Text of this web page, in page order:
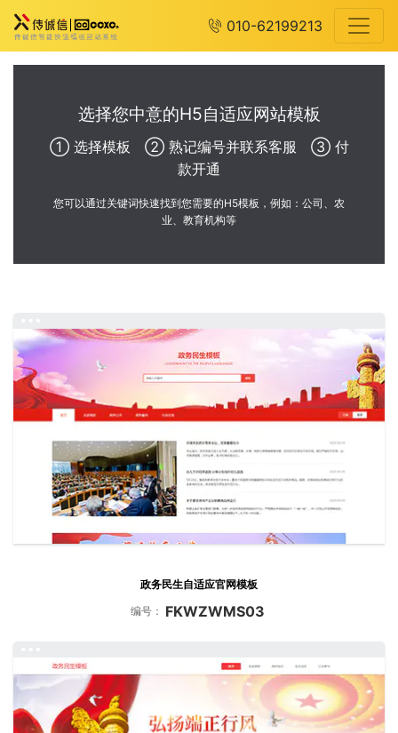
010-62199213
选择您中意的H5自适应网站模板
① 选择模板 ② 熟记编号并联系客服 ③ 付
款开通
您可以通过关键词快速找到您需要的H5模板，例如：公司、农
业、教育机构等
政务民生自适应官网模板
编号： FKWZWMS03